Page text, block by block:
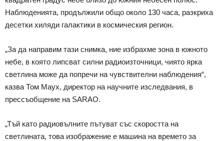
Наблюденията, продължили общо около 130 часа, разкриха
десетки хиляди галактики в космическия регион.
„За да направим тази снимка, ние избрахме зона в южното
небе, в която липсват силни радиоизточници, чиято ярка
светлина може да попречи на чувствителни наблюдения“,
казва Том Маух, директор на научните изследвания, в
прессъобщение на SARAO.
„Тъй като радиовълните пътуват със скоростта на
светлината, това изображение е машина на времето за